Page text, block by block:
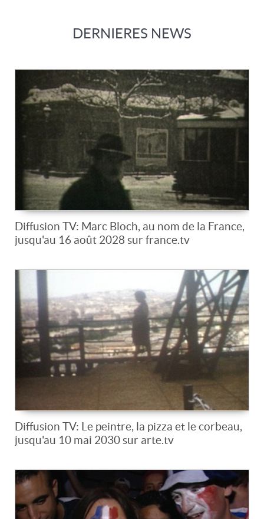
DERNIERES NEWS
Diffusion TV: Marc Bloch, au nom de la France,
jusqu'au 16 août 2028 sur france.tv
Diffusion TV: Le peintre, la pizza et le corbeau,
jusqu'au 10 mai 2030 sur arte.tv